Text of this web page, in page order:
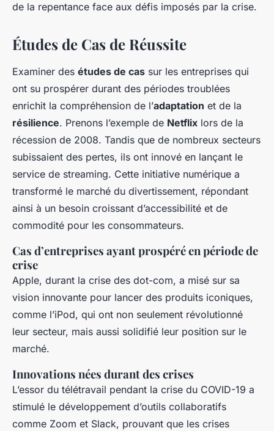
de la repentance face aux défis imposés par la crise.
Études de Cas de Réussite
Examiner des études de cas sur les entreprises qui
ont su prospérer durant des périodes troublées
enrichit la compréhension de l’adaptation et de la
résilience. Prenons l’exemple de Netflix lors de la
récession de 2008. Tandis que de nombreux secteurs
subissaient des pertes, ils ont innové en lançant le
service de streaming. Cette initiative numérique a
transformé le marché du divertissement, répondant
ainsi à un besoin croissant d’accessibilité et de
commodité pour les consommateurs.
Cas d’entreprises ayant prospéré en période de
crise
Apple, durant la crise des dot-com, a misé sur sa
vision innovante pour lancer des produits iconiques,
comme l’iPod, qui ont non seulement révolutionné
leur secteur, mais aussi solidifié leur position sur le
marché.
Innovations nées durant des crises
L’essor du télétravail pendant la crise du COVID-19 a
stimulé le développement d’outils collaboratifs
comme Zoom et Slack, prouvant que les crises